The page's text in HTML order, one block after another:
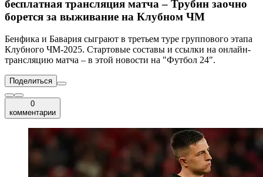
бесплатная трансляция матча – Трубин заочно
борется за выживание на Клубном ЧМ
Бенфика и Бавария сыграют в третьем туре группового этапа
Клубного ЧМ-2025. Стартовые составы и ссылки на онлайн-
трансляцию матча – в этой новости на "Футбол 24".
Поделиться
0
комментарии